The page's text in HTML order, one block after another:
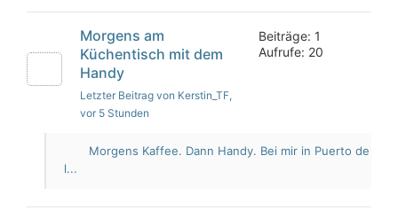
Morgens am
Küchentisch mit dem
Handy
Letzter Beitrag von Kerstin_TF,
vor 5 Stunden
Beiträge: 1
Aufrufe: 20
Morgens Kaffee. Dann Handy. Bei mir in Puerto de
l...